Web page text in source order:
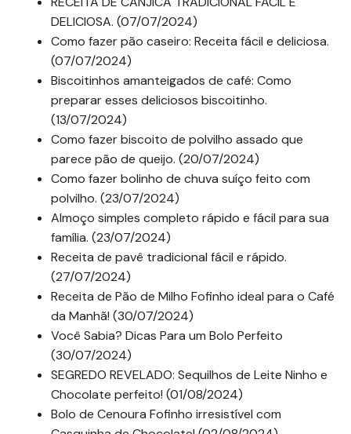
DELICIOSA. (07/07/2024)
Como fazer pão caseiro: Receita fácil e deliciosa.
(07/07/2024)
Biscoitinhos amanteigados de café: Como
preparar esses deliciosos biscoitinho.
(13/07/2024)
Como fazer biscoito de polvilho assado que
parece pão de queijo. (20/07/2024)
Como fazer bolinho de chuva suíço feito com
polvilho. (23/07/2024)
Almoço simples completo rápido e fácil para sua
família. (23/07/2024)
Receita de pavê tradicional fácil e rápido.
(27/07/2024)
Receita de Pão de Milho Fofinho ideal para o Café
da Manhã! (30/07/2024)
Você Sabia? Dicas Para um Bolo Perfeito
(30/07/2024)
SEGREDO REVELADO: Sequilhos de Leite Ninho e
Chocolate perfeito! (01/08/2024)
Bolo de Cenoura Fofinho irresistível com